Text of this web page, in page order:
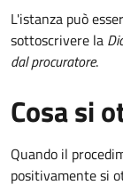
L'istanza può
sottoscrivere la
dal procuratore.
Cosa si
Quando il
positivamente si